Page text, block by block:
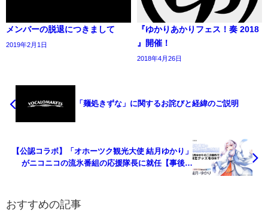
メンバーの脱退につきまして
2019年2月1日
『ゆかりあかりフェス！奏 2018
』開催！
2018年4月26日
「麺処きずな」に関するお詫びと経緯のご説明
【公認コラボ】「オホーツク観光大使 結月ゆかり」
がニコニコの流氷番組の応援隊長に就任【事後報
おすすめの記事